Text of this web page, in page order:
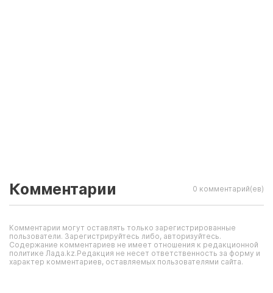
Комментарии 0 комментарий(ев)
Комментарии могут оставлять только зарегистрированные
пользователи. Зарегистрируйтесь либо, авторизуйтесь.
Содержание комментариев не имеет отношения к редакционной
политике Лада.kz.Редакция не несет ответственность за форму и
характер комментариев, оставляемых пользователями сайта.